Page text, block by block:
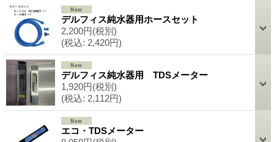
デルフィス純水器用ホースセット
2,200円(税別)
(税込: 2,420円)
デルフィス純水器用 TDSメーター
1,920円(税別)
(税込: 2,112円)
エコ・TDSメーター